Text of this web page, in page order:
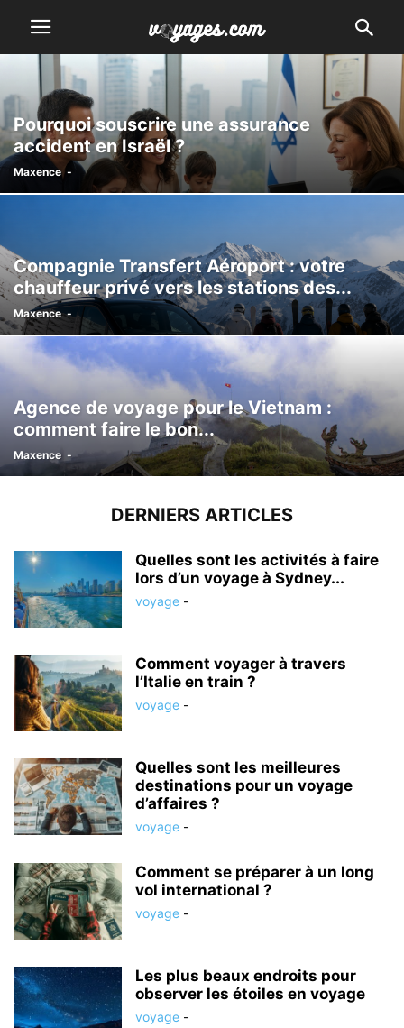
Pourquoi souscrire une assurance
accident en Israël ?
Maxence -
Compagnie Transfert Aéroport : votre
chauffeur privé vers les stations des...
Maxence -
Agence de voyage pour le Vietnam :
comment faire le bon...
Maxence -
DERNIERS ARTICLES
Quelles sont les activités à faire
lors d’un voyage à Sydney...
voyage -
Comment voyager à travers
l’Italie en train ?
voyage -
Quelles sont les meilleures
destinations pour un voyage
d’affaires ?
voyage -
Comment se préparer à un long
vol international ?
voyage -
Les plus beaux endroits pour
observer les étoiles en voyage
voyage -